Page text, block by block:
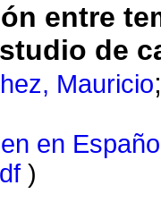
entre
de
Mauricio
en
)